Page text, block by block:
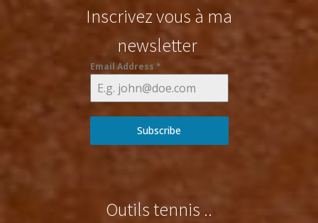
Inscrivez vous à ma
newsletter
Email Address *
Subscribe
Outils tennis ..